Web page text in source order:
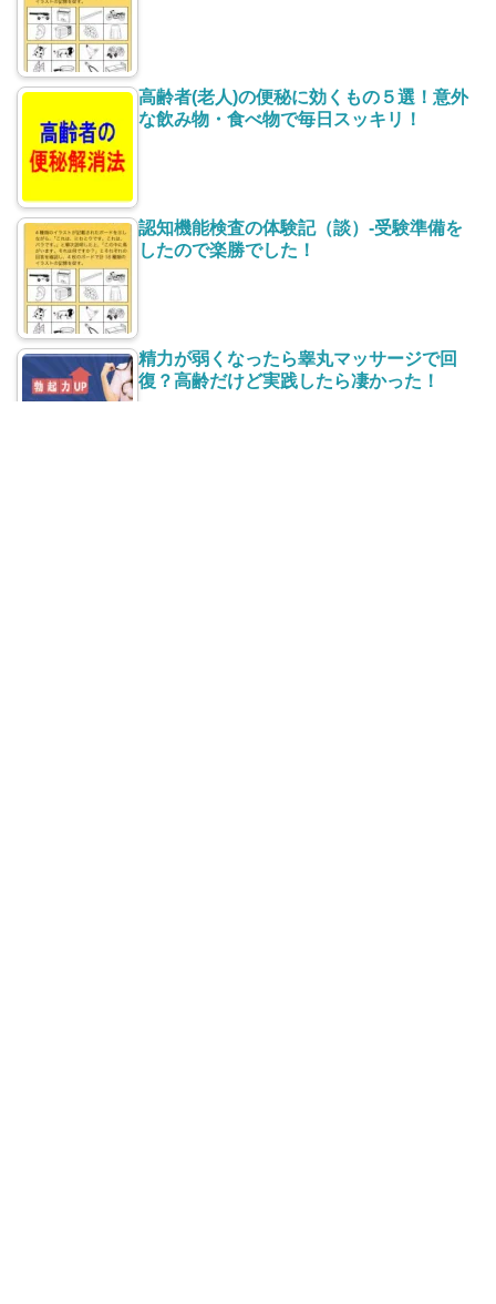
高齢者(老人)の便秘に効くもの５選！意外
な飲み物・食べ物で毎日スッキリ！
認知機能検査の体験記（談）-受験準備を
したので楽勝でした！
精力が弱くなったら睾丸マッサージで回
復？高齢だけど実践したら凄かった！